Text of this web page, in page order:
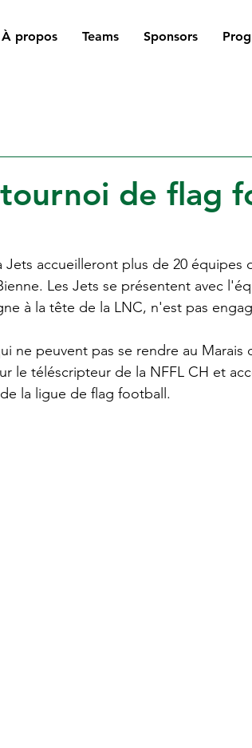
À propos Teams Sponsors
de flag
Jets accueilleront plus de 20 équipes
Les Jets se présentent avec
à la tête de la LNC, n'est pas
ne peuvent pas se rendre au Marais
le téléscripteur de la NFFL CH et
la ligue de flag football.